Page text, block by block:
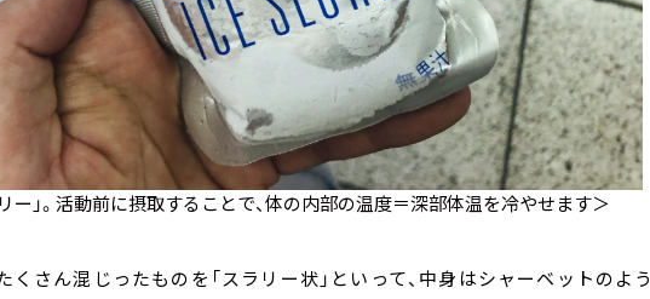
ー」。活動前に摂取することで、体の内部の温度＝深部体温を冷やせます＞
くさん混じったものを「スラリー状」といって、中身はシャーベットのよう